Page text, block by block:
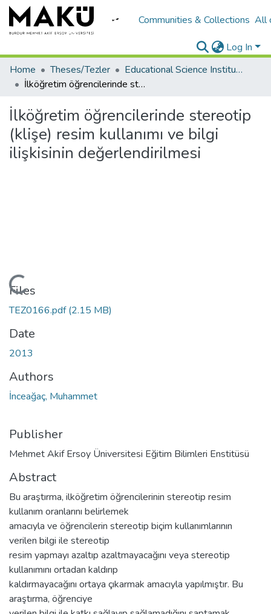
Communities & Collections All
Log In
Home
Theses/Tezler
Educational Science Institute/Eğitim Bilimleri Enstitüsü
İlköğretim öğrencilerinde stereotip (klişe) resim kullanımı ve bilgi ilişkisinin değerlendirilmesi
İlköğretim öğrencilerinde stereotip
(klişe) resim kullanımı ve bilgi
ilişkisinin değerlendirilmesi
Loading...
Files
TEZ0166.pdf(2.15 MB)
Date
2013
Authors
İnceağaç, Muhammet
Publisher
Mehmet Akif Ersoy Üniversitesi Eğitim Bilimleri Enstitüsü
Abstract
Bu araştırma, ilköğretim öğrencilerinin stereotip resim
kullanım oranlarını belirlemek
amacıyla ve öğrencilerin stereotip biçim kullanımlarının
verilen bilgi ile stereotip
resim yapmayı azaltıp azaltmayacağını veya stereotip
kullanımını ortadan kaldırıp
kaldırmayacağını ortaya çıkarmak amacıyla yapılmıştır. Bu
araştırma, öğrenciye